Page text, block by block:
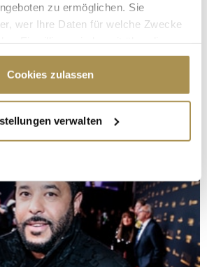
zu ermöglichen. Sie
wer Ihre Daten für welche Zwecke
durch Klicken auf das Privacy
oder widerrufen
über Ihre geografische Lage
bis auf einige Meter genau sein
(Fingerprinting) identifizieren
wie Ihre persönlichen Daten
und legen Sie Ihre Präferenzen im
fest.
Cookies zulassen
verwalten